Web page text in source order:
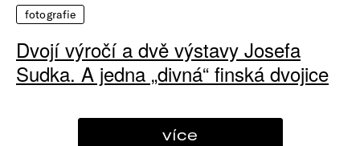
fotografie
Dvojí výročí a dvě výstavy Josefa
Sudka. A jedna „divná“ finská dvojice
více